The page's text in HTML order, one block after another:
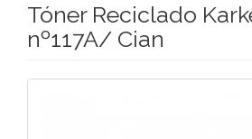
Tóner Reciclado
nº117A/ Cian